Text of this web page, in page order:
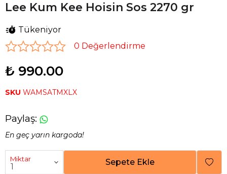
Lee Kum Kee Hoisin Sos 2270 gr
Tükeniyor
0 Değerlendirme
₺ 990.00
SKU WAMSATMXLX
Paylaş:
En geç yarın kargoda!
Miktar Sepete Ekle